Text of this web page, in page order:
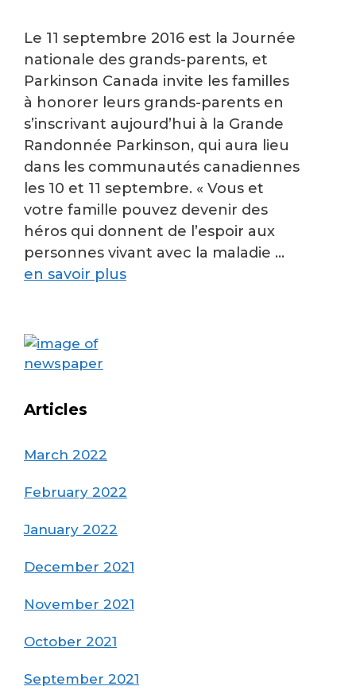
Le 11 septembre 2016 est la Journée
nationale des grands-parents, et
Parkinson Canada invite les familles
à honorer leurs grands-parents en
s’inscrivant aujourd’hui à la Grande
Randonnée Parkinson, qui aura lieu
dans les communautés canadiennes
les 10 et 11 septembre. « Vous et
votre famille pouvez devenir des
héros qui donnent de l’espoir aux
personnes vivant avec la maladie …
en savoir plus
Articles
March 2022
February 2022
January 2022
December 2021
November 2021
October 2021
September 2021